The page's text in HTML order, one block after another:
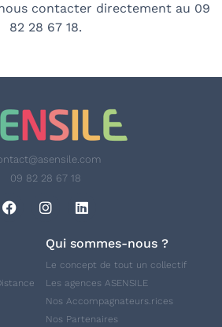
contacter directement au 09
82 28 67 18.
09 82 28 67 18
Qui sommes-nous ?
Le concept de tout un collectif
Les agences ASENSILE
Nos Accompagnateurs.rices
Nos Partenaires